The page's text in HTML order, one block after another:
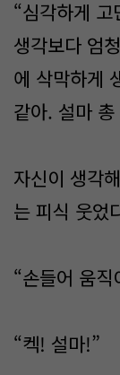
“심각하게
생각보다 엄
에 삭막하게
같아. 설마
자신이 생각
는 피식 웃었
“손들어 움
“켁! 설마!”